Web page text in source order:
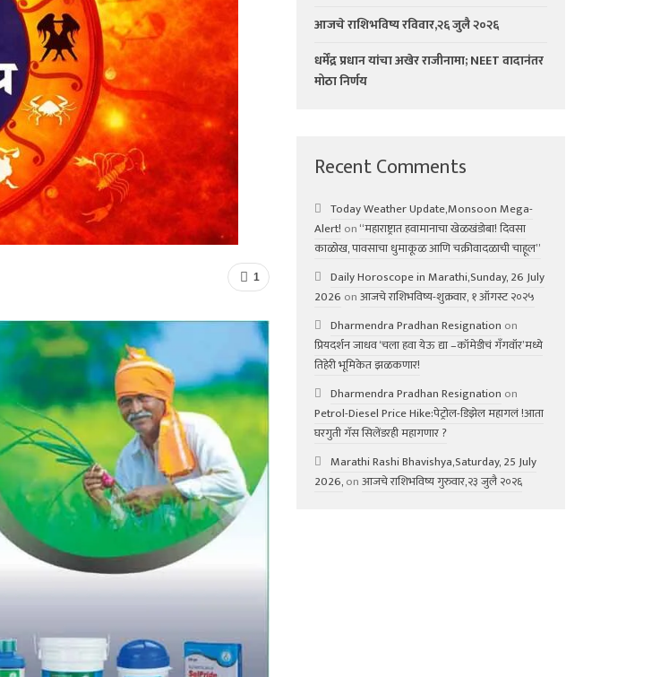
1
आजचे राशिभविष्य रविवार,२६ जुलै २०२६
धर्मेंद्र प्रधान यांचा अखेर राजीनामा; NEET वादानंतर
मोठा निर्णय
Recent Comments
Today Weather Update,Monsoon Mega-
Alert! on“महाराष्ट्रात हवामानाचा खेळखंडोबा! दिवसा
काळोख, पावसाचा धुमाकूळ आणि चक्रीवादळाची चाहूल”
Daily Horoscope in Marathi,Sunday, 26 July
2026 onआजचे राशिभविष्य-शुक्रवार, १ ऑगस्ट २०२५
Dharmendra Pradhan Resignation on
प्रियदर्शन जाधव ‘चला हवा येऊ द्या –कॉमेडीचं गॅंगवॉर’मध्ये
तिहेरी भूमिकेत झळकणार!
Dharmendra Pradhan Resignation on
Petrol-Diesel Price Hike:पेट्रोल-डिझेल महागलं !आता
घरगुती गॅस सिलेंडरही महागणार ?
Marathi Rashi Bhavishya,Saturday, 25 July
2026,onआजचे राशिभविष्य गुरुवार,२३ जुलै २०२६